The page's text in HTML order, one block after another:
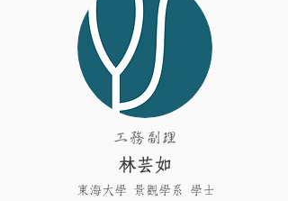
​工務副理
林芸如
東海大學 景觀學系 學士